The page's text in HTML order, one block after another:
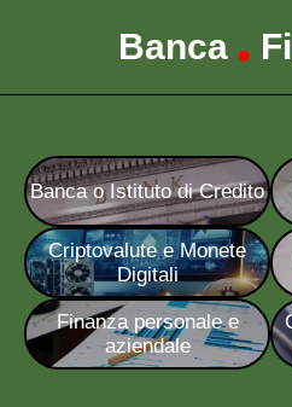
Banca •
Banca o Istituto di Credito
Criptovalute e Monete
Digitali
Finanza personale e
aziendale